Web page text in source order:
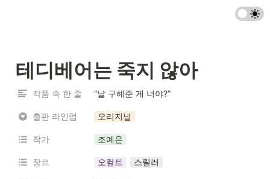
테디베어는 죽지 않아
작품 속 한 줄 “날 구해준 게 너야?”
출판 라인업 오리지널
작가 조예은
장르 오컬트 스릴러